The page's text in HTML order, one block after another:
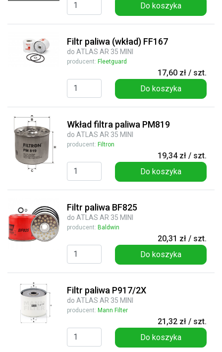
Do koszyka
Filtr paliwa (wkład) FF167
do ATLAS AR 35 MINI
producent: Fleetguard
17,60 zł / szt.
Do koszyka
Wkład filtra paliwa PM819
do ATLAS AR 35 MINI
producent: Filtron
19,34 zł / szt.
Do koszyka
Filtr paliwa BF825
do ATLAS AR 35 MINI
producent: Baldwin
20,31 zł / szt.
Do koszyka
Filtr paliwa P917/2X
do ATLAS AR 35 MINI
producent: Mann Filter
21,32 zł / szt.
Do koszyka